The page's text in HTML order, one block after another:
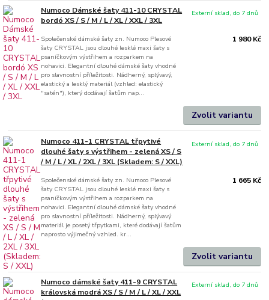
Numoco Dámské šaty 411-10 CRYSTAL
bordó XS / S / M / L / XL / XXL / 3XL
Společenské dámské šaty zn. Numoco Plesové
šaty CRYSTAL jsou dlouhé lesklé maxi šaty s
psaníčkovým výstřihem a rozparkem na
nohavici. Elegantní dlouhé dámské šaty vhodné
pro slavnostní příležitosti. Nádherný, splývavý,
elastický a lesklý materiál (vzhled: elastický
"satén"), který dodávají šatům nap...
1 980 Kč
Externí sklad, do 7 dnů
Zvolit variantu
Numoco 411-1 CRYSTAL třpytivé
dlouhé šaty s výstřihem - zelená XS / S
/ M / L / XL / 2XL / 3XL (Skladem: S / XXL)
Společenské dámské šaty zn. Numoco Plesové
šaty CRYSTAL jsou dlouhé lesklé maxi šaty s
psaníčkovým výstřihem a rozparkem na
nohavici. Elegantní dlouhé dámské šaty vhodné
pro slavnostní příležitosti. Nádherný, splývavý
materiál je posetý třpytkami, které dodávají šatům
naprosto výjimečný vzhled. kr...
1 665 Kč
Externí sklad, do 7 dnů
Zvolit variantu
Numoco dámské šaty 411-9 CRYSTAL
královská modrá XS / S / M / L / XL / XXL
Externí sklad, do 7 dnů